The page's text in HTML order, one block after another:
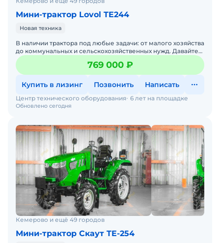
Мини-трактор Lovol TE244
Новая техника
В наличии трактора под любые задачи: от малого хозяйства
до коммунальных и сельскохозяйственных нужд. Давайте
подберем тмини трактор под ваши задачи — просто
769 000 ₽
Купить в лизинг Позвонить Написать
Обновлено сегодня
Центр технического оборудования 6 лет на площадке
Кемерово и ещё 49 городов
Мини-трактор Скаут TE-254